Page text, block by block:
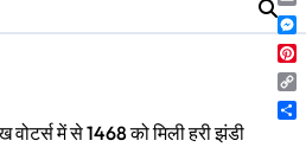
में से 1468 को मिली हरी झंडी